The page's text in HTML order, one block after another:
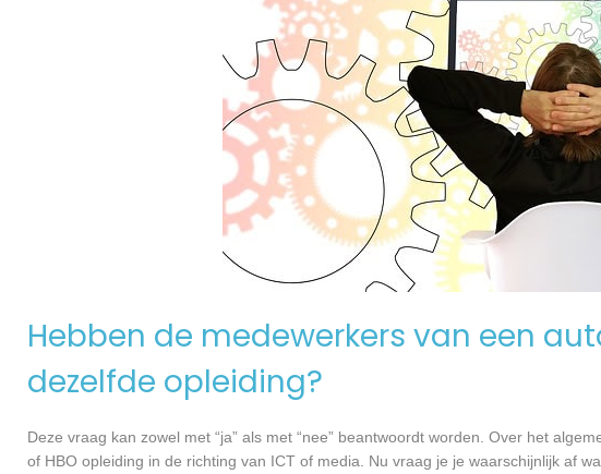
Hebben de medewerkers van een
dezelfde opleiding?
Deze vraag kan zowel met “ja” als met “nee” beantwoordt worden. Over het
of HBO opleiding in de richting van ICT of media. Nu vraag je je waarschijnlijk af